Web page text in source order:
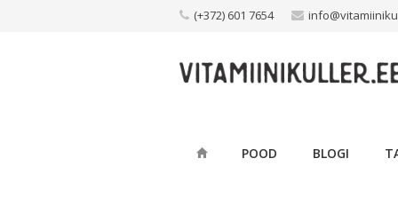
(+372) 601 7654
POOD BLOGI